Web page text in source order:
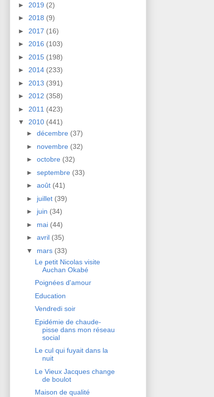
► 2019 (2)
► 2018 (9)
► 2017 (16)
► 2016 (103)
► 2015 (198)
► 2014 (233)
► 2013 (391)
► 2012 (358)
► 2011 (423)
▼ 2010 (441)
► décembre (37)
► novembre (32)
► octobre (32)
► septembre (33)
► août (41)
► juillet (39)
► juin (34)
► mai (44)
► avril (35)
▼ mars (33)
Le petit Nicolas visite
Auchan Okabé
Poignées d'amour
Education
Vendredi soir
Epidémie de chaude-
pisse dans mon réseau
social
Le cul qui fuyait dans la
nuit
Le Vieux Jacques change
de boulot
Maison de qualité